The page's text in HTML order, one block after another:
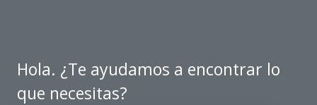
Hola. ¿Te ayudamos a encontrar lo
que necesitas?